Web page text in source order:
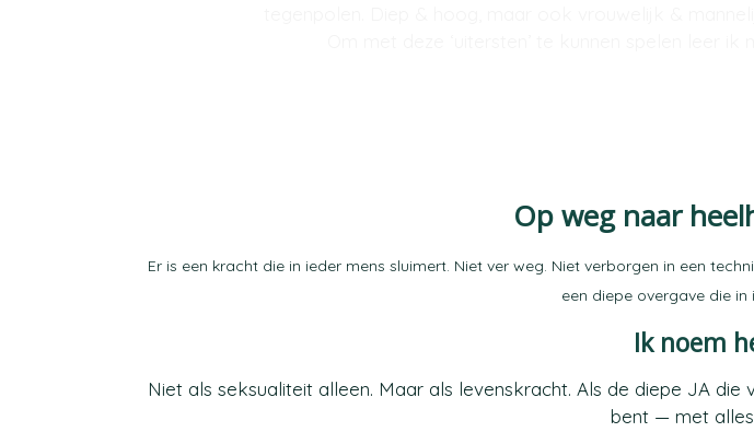
Op weg naar
Er is een kracht die in ieder mens sluimert. Niet ver weg. Niet verborgen in een
een diepe overgave die in
Ik noem
Niet als seksualiteit alleen. Maar als levenskracht. Als de diepe JA
bent — met